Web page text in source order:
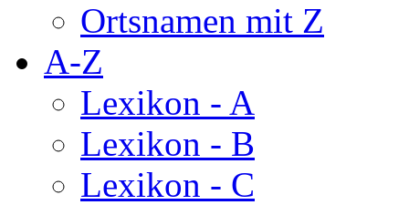
Ortsnamen mit Z
A-Z
Lexikon - A
Lexikon - B
Lexikon - C